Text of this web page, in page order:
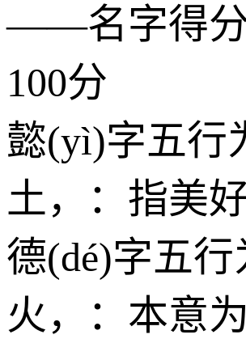
——名字得分
100分
懿(yì)字五行
土，：指美好
德(dé)字五行
火 ，：本意